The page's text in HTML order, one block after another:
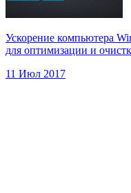
Ускорение компьютера
для оптимизации и
11 Июл 2017